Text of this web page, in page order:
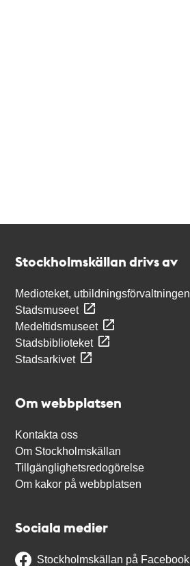
Stockholmskällan drivs av
Medioteket, utbildningsförvaltningen
Stadsmuseet
Medeltidsmuseet
Stadsbiblioteket
Stadsarkivet
Om webbplatsen
Kontakta oss
Om Stockholmskällan
Tillgänglighetsredogörelse
Om kakor på webbplatsen
Sociala medier
Stockholmskällan på Facebook